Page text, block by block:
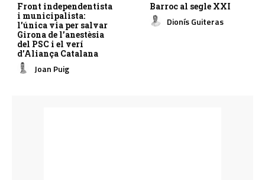
Front independentista
i municipalista:
l’única via per salvar
Girona de l’anestèsia
del PSC i el verí
d’Aliança Catalana
Joan Puig
Barroc al segle XXI
Dionís Guiteras